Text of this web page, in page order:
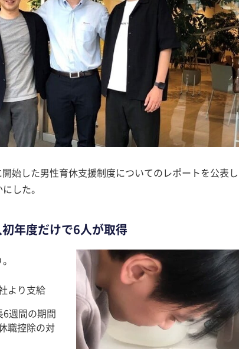
始した男性育休支援制度についてのレポートを公表
した。
年度だけで6人が取得
より支給
週間の期間
職控除の対